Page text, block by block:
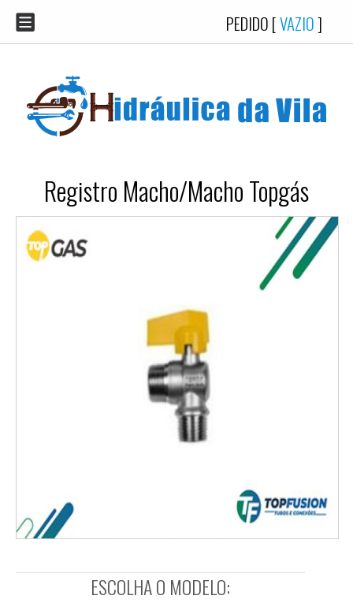
PEDIDO [VAZIO]
Registro Macho/Macho Topgás
ESCOLHA O MODELO: